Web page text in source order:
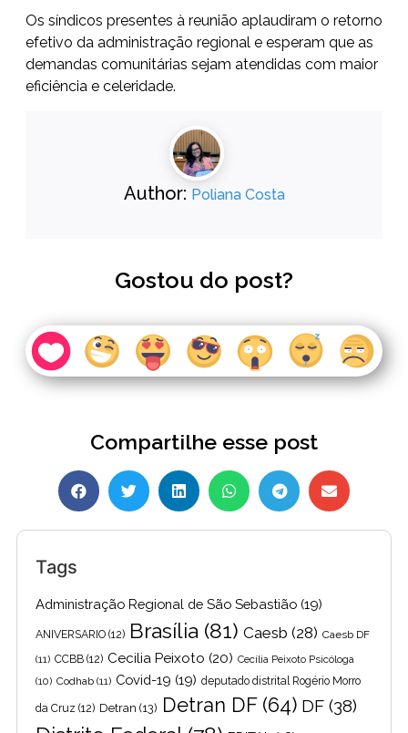
Os síndicos presentes à reunião aplaudiram o retorno
efetivo da administração regional e esperam que as
demandas comunitárias sejam atendidas com maior
eficiência e celeridade.
Author: Poliana Costa
Gostou do post?
Compartilhe esse post
Tags
Administração Regional de São Sebastião (19)
ANIVERSARIO (12) Brasília (81) Caesb (28) Caesb DF
(11) CCBB (12) Cecilia Peixoto (20) Cecília Peixoto Psicóloga
(10) Codhab (11) Covid-19 (19) deputado distrital Rogério Morro
da Cruz (12) Detran (13) Detran DF(64) DF (38)